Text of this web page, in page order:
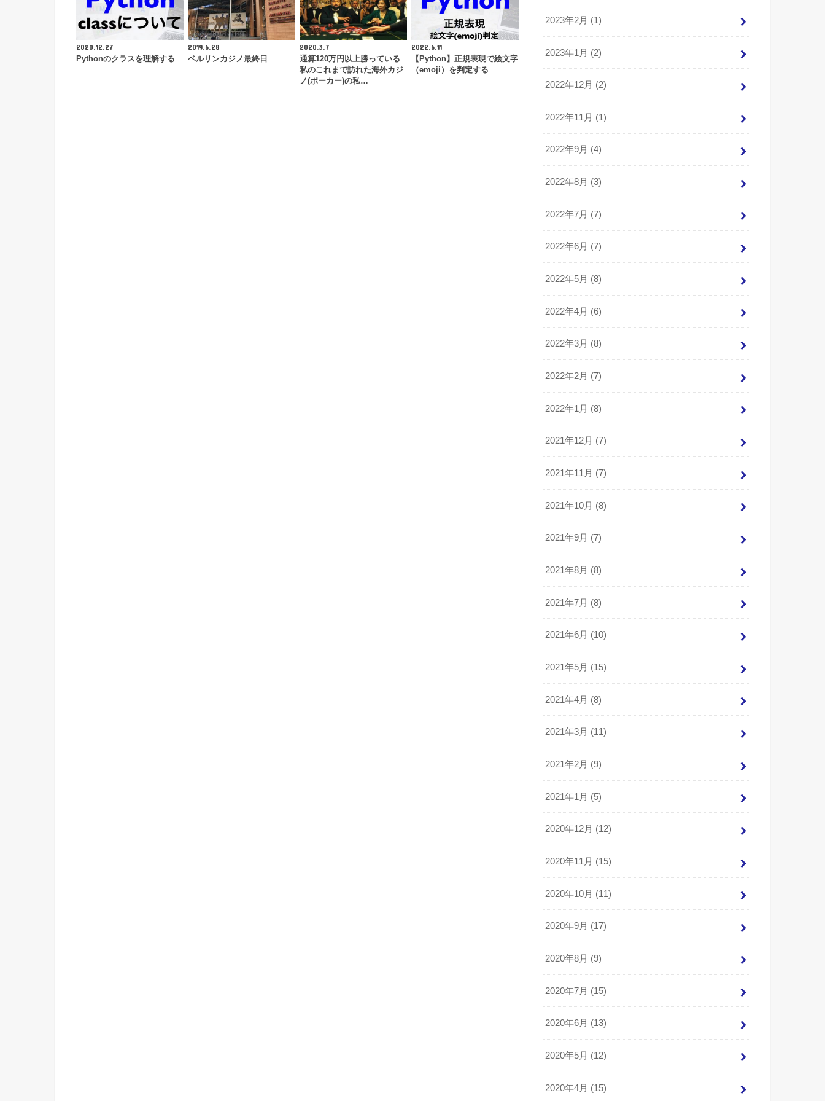
2020.12.27
Pythonのクラスを理解する
2019.6.28
ベルリンカジノ最終日
2020.3.7
通算120万円以上勝っている
私のこれまで訪れた海外カジ
ノ(ポーカー)の私…
2022.6.11
【Python】正規表現で絵文字
（emoji）を判定する
2023年2月 (1)
2023年1月 (2)
2022年12月 (2)
2022年11月 (1)
2022年9月 (4)
2022年8月 (3)
2022年7月 (7)
2022年6月 (7)
2022年5月 (8)
2022年4月 (6)
2022年3月 (8)
2022年2月 (7)
2022年1月 (8)
2021年12月 (7)
2021年11月 (7)
2021年10月 (8)
2021年9月 (7)
2021年8月 (8)
2021年7月 (8)
2021年6月 (10)
2021年5月 (15)
2021年4月 (8)
2021年3月 (11)
2021年2月 (9)
2021年1月 (5)
2020年12月 (12)
2020年11月 (15)
2020年10月 (11)
2020年9月 (17)
2020年8月 (9)
2020年7月 (15)
2020年6月 (13)
2020年5月 (12)
2020年4月 (15)